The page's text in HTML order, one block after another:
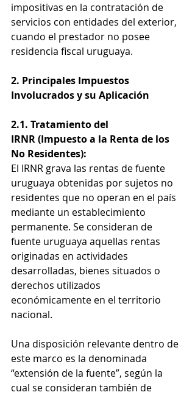
impositivas en la contratación de
servicios con entidades del exterior,
cuando el prestador no posee
residencia fiscal uruguaya.
2. Principales Impuestos
Involucrados y su Aplicación
2.1. Tratamiento del
IRNR (Impuesto a la Renta de los
No Residentes):
El IRNR grava las rentas de fuente
uruguaya obtenidas por sujetos no
residentes que no operan en el país
mediante un establecimiento
permanente. Se consideran de
fuente uruguaya aquellas rentas
originadas en actividades
desarrolladas, bienes situados o
derechos utilizados
económicamente en el territorio
nacional.
Una disposición relevante dentro de
este marco es la denominada
“extensión de la fuente”, según la
cual se consideran también de